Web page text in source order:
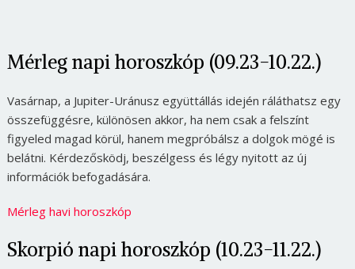
Mérleg napi horoszkóp (09.23-10.22.)
Vasárnap, a Jupiter-Uránusz együttállás idején ráláthatsz egy
összefüggésre, különösen akkor, ha nem csak a felszínt
figyeled magad körül, hanem megpróbálsz a dolgok mögé is
belátni. Kérdezősködj, beszélgess és légy nyitott az új
információk befogadására.
Mérleg havi horoszkóp
Skorpió napi horoszkóp (10.23-11.22.)